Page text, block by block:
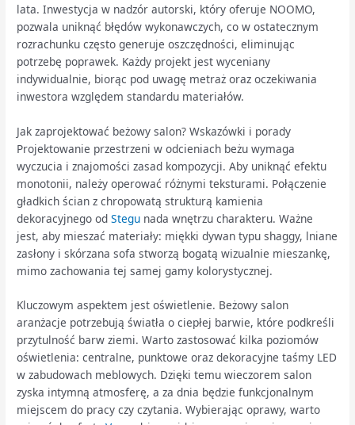
lata. Inwestycja w nadzór autorski, który oferuje NOOMO,
pozwala uniknąć błędów wykonawczych, co w ostatecznym
rozrachunku często generuje oszczędności, eliminując
potrzebę poprawek. Każdy projekt jest wyceniany
indywidualnie, biorąc pod uwagę metraż oraz oczekiwania
inwestora względem standardu materiałów.
Jak zaprojektować beżowy salon? Wskazówki i porady
Projektowanie przestrzeni w odcieniach beżu wymaga
wyczucia i znajomości zasad kompozycji. Aby uniknąć efektu
monotonii, należy operować różnymi teksturami. Połączenie
gładkich ścian z chropowatą strukturą kamienia
dekoracyjnego odStegu nada wnętrzu charakteru. Ważne
jest, aby mieszać materiały: miękki dywan typu shaggy, lniane
zasłony i skórzana sofa stworzą bogatą wizualnie mieszankę,
mimo zachowania tej samej gamy kolorystycznej.
Kluczowym aspektem jest oświetlenie. Beżowy salon
aranżacje potrzebują światła o ciepłej barwie, które podkreśli
przytulność barw ziemi. Warto zastosować kilka poziomów
oświetlenia: centralne, punktowe oraz dekoracyjne taśmy LED
w zabudowach meblowych. Dzięki temu wieczorem salon
zyska intymną atmosferę, a za dnia będzie funkcjonalnym
miejscem do pracy czy czytania. Wybierając oprawy, warto